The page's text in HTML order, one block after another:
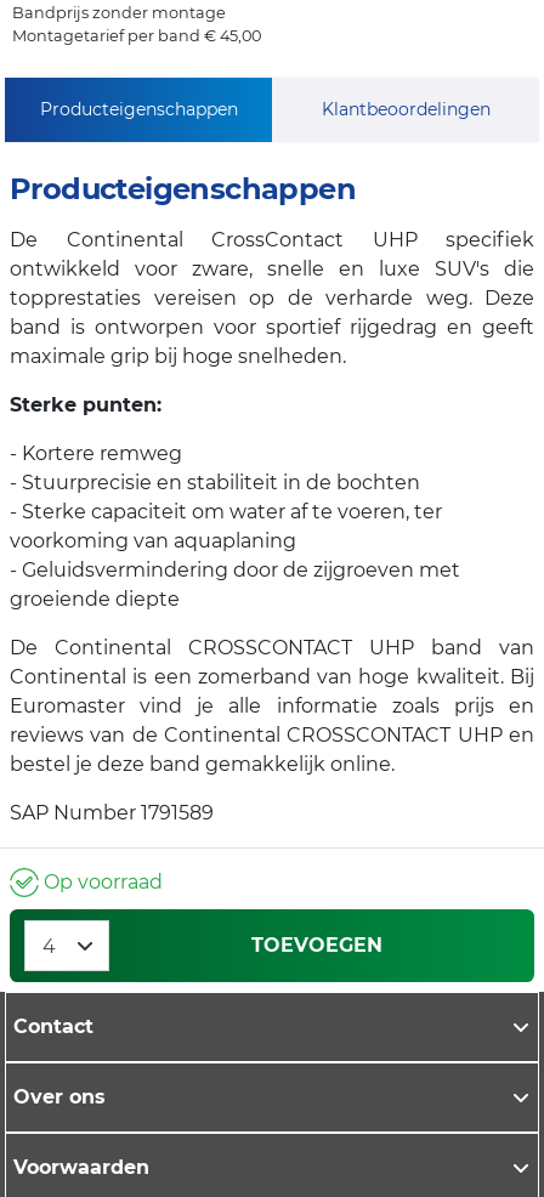
Bandprijs zonder montage
Montagetarief per band € 45,00
Producteigenschappen Klantbeoordelingen
Producteigenschappen
De Continental CrossContact UHP specifiek
ontwikkeld voor zware, snelle en luxe SUV's die
topprestaties vereisen op de verharde weg. Deze
band is ontworpen voor sportief rijgedrag en geeft
maximale grip bij hoge snelheden.
Sterke punten:
- Kortere remweg
- Stuurprecisie en stabiliteit in de bochten
- Sterke capaciteit om water af te voeren, ter
voorkoming van aquaplaning
- Geluidsvermindering door de zijgroeven met
groeiende diepte
De Continental CROSSCONTACT UHP band van
Continental is een zomerband van hoge kwaliteit. Bij
Euromaster vind je alle informatie zoals prijs en
reviews van de Continental CROSSCONTACT UHP en
bestel je deze band gemakkelijk online.
SAP Number 1791589
Op voorraad
TOEVOEGEN
Contact
Over ons
Voorwaarden